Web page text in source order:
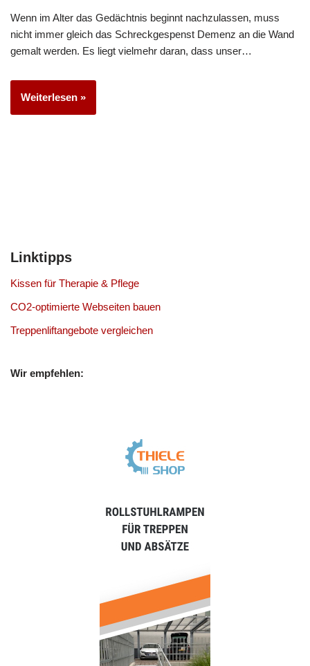
Wenn im Alter das Gedächtnis beginnt nachzulassen, muss
nicht immer gleich das Schreckgespenst Demenz an die Wand
gemalt werden. Es liegt vielmehr daran, dass unser…
Weiterlesen »
Linktipps
Kissen für Therapie & Pflege
CO2-optimierte Webseiten bauen
Treppenliftangebote vergleichen
Wir empfehlen: